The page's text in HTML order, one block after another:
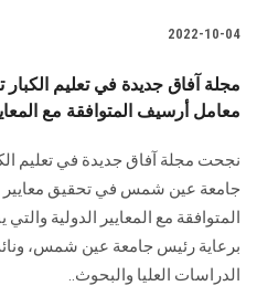
2022-10-04
مجلة آفاق جديدة في تعليم
معامل أرسيف المتوافقة مع
نجحت مجلة آفاق جديدة في تعليم
برعاية رئيس جامعة عين شمس،
الدراسات العليا والبحوث..